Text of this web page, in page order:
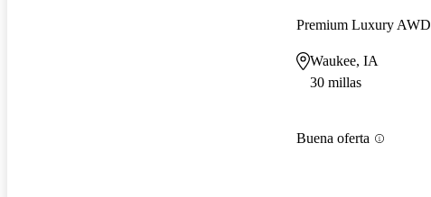
Premium Luxury AWD
Waukee, IA
30 millas
Buena oferta